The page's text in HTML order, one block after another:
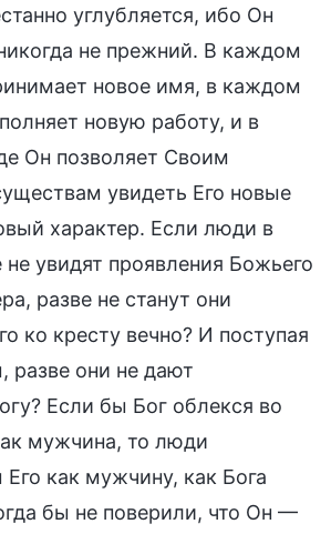
углубляется, ибо Он
не прежний. В каждом
новое имя, в каждом
новую работу, и в
Он позволяет Своим
увидеть Его новые
характер. Если люди в
увидят проявления Божьего
разве не станут они
ко кресту вечно? И поступая
разве они не дают
Если бы Бог облекся во
мужчина, то люди
как мужчину, как Бога
бы не поверили, что Он —